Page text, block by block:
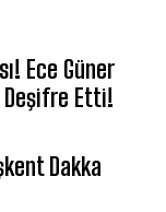
Ece Güner
Deşifre Etti!
Dakka